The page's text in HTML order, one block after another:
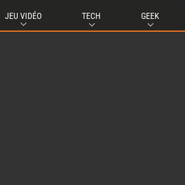
JEU VIDÉO TECH GEEK